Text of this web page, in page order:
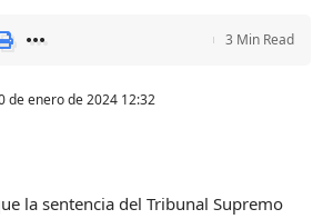
de enero de 2024 12:32
3 Min Read
la sentencia del Tribunal Supremo